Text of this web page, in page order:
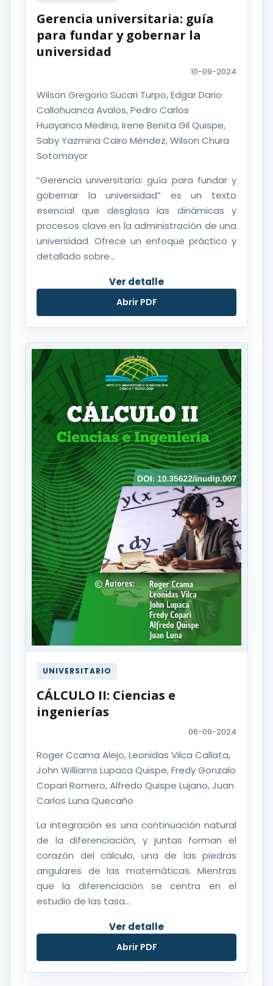
Gerencia universitaria: guía
para fundar y gobernar la
universidad
10-09-2024
Wilson Gregorio Sucari Turpo, Edgar Dario
Callohuanca Avalos, Pedro Carlos
Huayanca Medina, Irene Benita Gil Quispe,
Saby Yazmina Cairo Méndez, Wilson Chura
Sotomayor
“Gerencia universitaria: guía para fundar y
gobernar la universidad” es un texto
esencial que desglosa las dinámicas y
procesos clave en la administración de una
universidad. Ofrece un enfoque práctico y
detallado sobre...
Ver detalle
Abrir PDF
UNIVERSITARIO
CÁLCULO II: Ciencias e
ingenierías
06-09-2024
Roger Ccama Alejo, Leonidas Vilca Callata,
John Williams Lupaca Quispe, Fredy Gonzalo
Copari Romero, Alfredo Quispe Lujano, Juan
Carlos Luna Quecaño
La integración es una continuación natural
de la diferenciación, y juntas forman el
corazón del cálculo, una de las piedras
angulares de las matemáticas. Mientras
que la diferenciación se centra en el
estudio de las tasa...
Ver detalle
Abrir PDF